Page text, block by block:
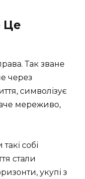
Це
Так зване
через
символізує
мереживо,
собі
стали
укупі з